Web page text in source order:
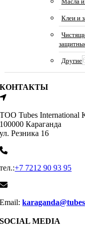
Клеи и
Другие
КОНТАКТЫ
ТОО Tubes International
100000 Караганда
ул. Резника 16
тел.:+7 7212 90 93 95
Email:
SOCIAL MEDIA